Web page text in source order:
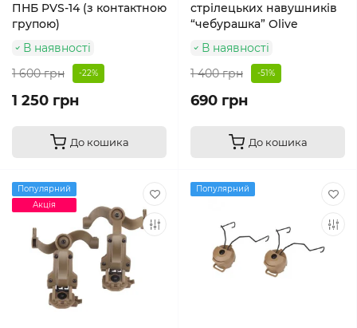
ПНБ PVS-14 (з контактною
групою)
В наявності
1 600 грн
-22%
1 250 грн
До кошика
стрілецьких навушників
“чебурашка” Olive
В наявності
1 400 грн
-51%
690 грн
До кошика
Популярний
Акція
Популярний